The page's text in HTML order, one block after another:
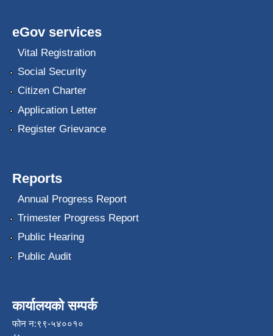
eGov services
Vital Registration
Social Security
Citizen Charter
Application Letter
Register Grievance
Reports
Annual Progress Report
Trimester Progress Report
Public Hearing
Public Audit
कार्यालयको सम्पर्क
फोन न:९९-५४००१०